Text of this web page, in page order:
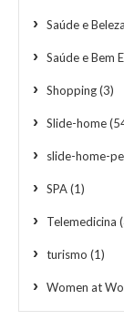
Saúde e Beleza
Saúde e Bem
Shopping(3)
Slide-home
slide-home-
SPA(1)
Telemedicina
turismo (1)
Women at